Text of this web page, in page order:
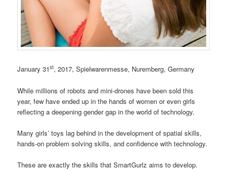
January 31st, 2017, Spielwarenmesse, Nuremberg, Germany
While millions of robots and mini-drones have been sold this
year, few have ended up in the hands of women or even girls
reflecting a deepening gender gap in the world of technology.
Many girls’ toys lag behind in the development of spatial skills,
hands-on problem solving skills, and confidence with technology.
These are exactly the skills that SmartGurlz aims to develop.